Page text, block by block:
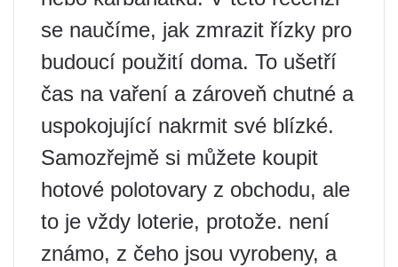
se naučíme, jak zmrazit řízky pro
budoucí použití doma. To ušetří
čas na vaření a zároveň chutné a
uspokojující nakrmit své blízké.
Samozřejmě si můžete koupit
hotové polotovary z obchodu, ale
to je vždy loterie, protože. není
známo, z čeho jsou vyrobeny, a